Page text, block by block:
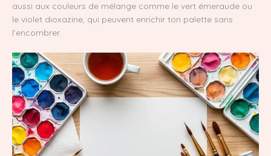
aussi aux couleurs de mélange comme le vert émeraude ou
le violet dioxazine, qui peuvent enrichir ton palette sans
l’encombrer.